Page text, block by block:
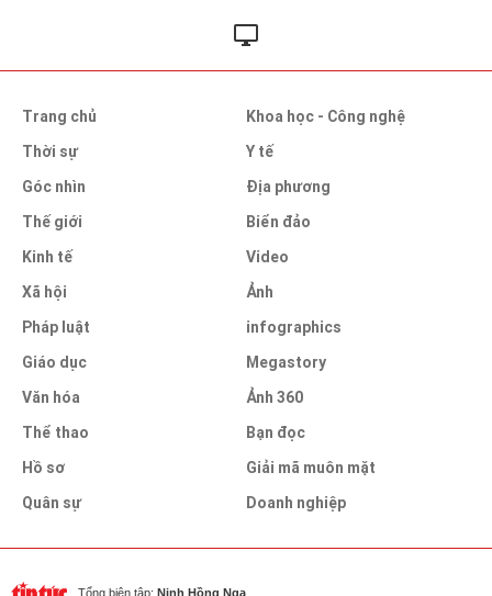
Trang chủ
Thời sự
Góc nhìn
Thế giới
Kinh tế
Xã hội
Pháp luật
Giáo dục
Văn hóa
Thể thao
Hồ sơ
Quân sự
Khoa học - Công nghệ
Y tế
Địa phương
Biển đảo
Video
Ảnh
infographics
Megastory
Ảnh 360
Bạn đọc
Giải mã muôn mặt
Doanh nghiệp
Tổng biên tập: Ninh Hồng Nga